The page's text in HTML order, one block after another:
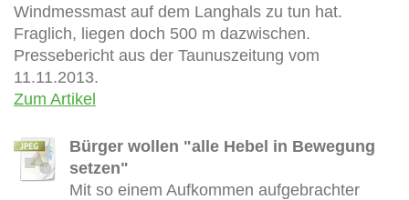
Windmessmast auf dem Langhals zu tun hat.
Fraglich, liegen doch 500 m dazwischen.
Pressebericht aus der Taunuszeitung vom
11.11.2013.
Zum Artikel
Bürger wollen "alle Hebel in Bewegung
setzen"
Mit so einem Aufkommen aufgebrachter